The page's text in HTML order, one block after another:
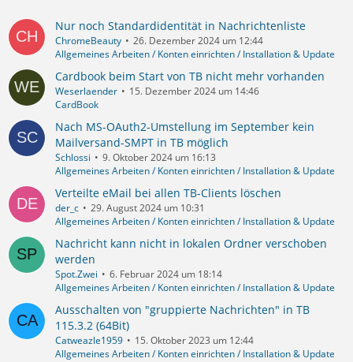
Nur noch Standardidentität in Nachrichtenliste
ChromeBeauty
26. Dezember 2024 um 12:44
Allgemeines Arbeiten / Konten einrichten / Installation & Update
Cardbook beim Start von TB nicht mehr vorhanden
Weserlaender
15. Dezember 2024 um 14:46
CardBook
Nach MS-OAuth2-Umstellung im September kein
Mailversand-SMPT in TB möglich
Schlossi
9. Oktober 2024 um 16:13
Allgemeines Arbeiten / Konten einrichten / Installation & Update
Verteilte eMail bei allen TB-Clients löschen
der_c
29. August 2024 um 10:31
Allgemeines Arbeiten / Konten einrichten / Installation & Update
Nachricht kann nicht in lokalen Ordner verschoben
werden
Spot.Zwei
6. Februar 2024 um 18:14
Allgemeines Arbeiten / Konten einrichten / Installation & Update
Ausschalten von "gruppierte Nachrichten" in TB
115.3.2 (64Bit)
Catweazle1959
15. Oktober 2023 um 12:44
Allgemeines Arbeiten / Konten einrichten / Installation & Update